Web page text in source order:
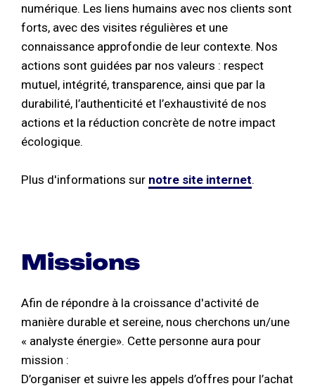
numérique. Les liens humains avec nos clients sont
forts, avec des visites régulières et une
connaissance approfondie de leur contexte. Nos
actions sont guidées par nos valeurs : respect
mutuel, intégrité, transparence, ainsi que par la
durabilité, l’authenticité et l’exhaustivité de nos
actions et la réduction concrète de notre impact
écologique.
Plus d'informations sur notre site internet.
Missions
Afin de répondre à la croissance d'activité de
manière durable et sereine, nous cherchons un/une
« analyste énergie». Cette personne aura pour
mission :
D’organiser et suivre les appels d’offres pour l’achat